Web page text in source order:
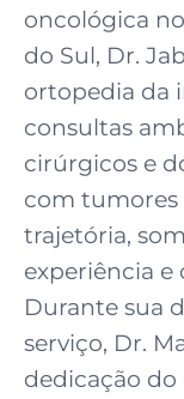
oncológica
do Sul, Dr.
ortopedia da
consultas
cirúrgicos e
com tumores
trajetória,
experiência e
Durante sua
serviço, Dr.
dedicação do